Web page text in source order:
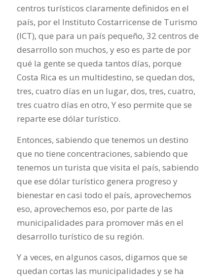
centros turísticos claramente definidos en el
país, por el Instituto Costarricense de Turismo
(ICT), que para un país pequeño, 32 centros de
desarrollo son muchos, y eso es parte de por
qué la gente se queda tantos días, porque
Costa Rica es un multidestino, se quedan dos,
tres, cuatro días en un lugar, dos, tres, cuatro,
tres cuatro días en otro, Y eso permite que se
reparte ese dólar turístico.
Entonces, sabiendo que tenemos un destino
que no tiene concentraciones, sabiendo que
tenemos un turista que visita el país, sabiendo
que ese dólar turístico genera progreso y
bienestar en casi todo el país, aprovechemos
eso, aprovechemos eso, por parte de las
municipalidades para promover más en el
desarrollo turístico de su región.
Y a veces, en algunos casos, digamos que se
quedan cortas las municipalidades y se ha